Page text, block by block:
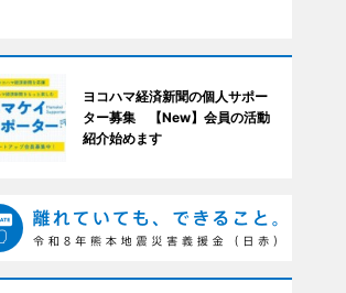
ヨコハマ経済新聞の個人サポー
ター募集 【New】会員の活動
紹介始めます